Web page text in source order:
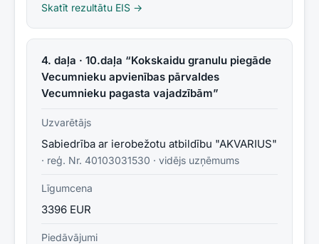
Skatīt rezultātu EIS →
4. daļa · 10.daļa “Kokskaidu granulu piegāde
Vecumnieku apvienības pārvaldes
Vecumnieku pagasta vajadzībām”
Uzvarētājs
Sabiedrība ar ierobežotu atbildību "AKVARIUS"
· reģ. Nr. 40103031530 · vidējs uzņēmums
Līgumcena
3396 EUR
Piedāvājumi